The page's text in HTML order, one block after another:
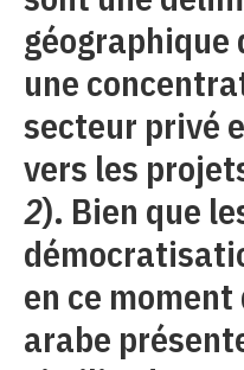
géographique
une
secteur privé
vers les
2). Bien que
en ce
arabe